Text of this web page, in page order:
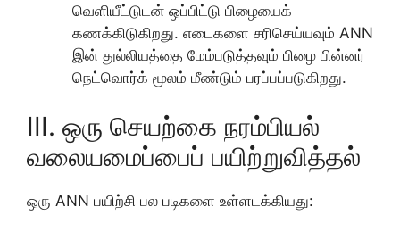
வெளியீட்டுடன் ஒப்பிட்டு பிழையைக்
கணக்கிடுகிறது. எடைகளை சரிசெய்யவும் ANN
இன் துல்லியத்தை மேம்படுத்தவும் பிழை பின்னர்
நெட்வொர்க் மூலம் மீண்டும் பரப்பப்படுகிறது.
III. ஒரு செயற்கை நரம்பியல்
வலையமைப்பைப் பயிற்றுவித்தல்
ஒரு ANN பயிற்சி பல படிகளை உள்ளடக்கியது: